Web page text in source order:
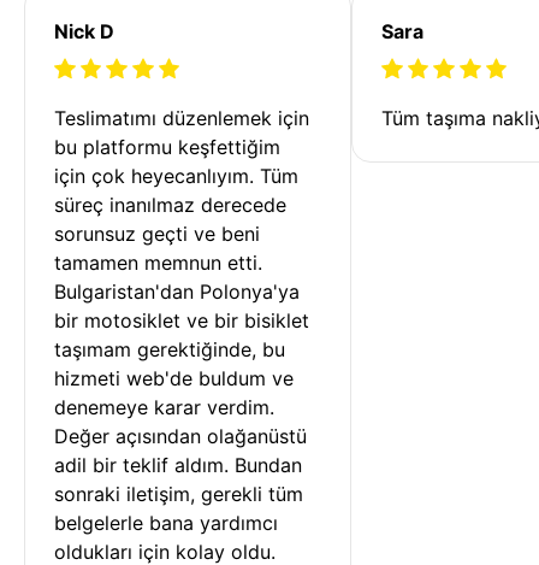
Nick D
Teslimatımı düzenlemek için
bu platformu keşfettiğim
için çok heyecanlıyım. Tüm
süreç inanılmaz derecede
sorunsuz geçti ve beni
tamamen memnun etti.
Bulgaristan'dan Polonya'ya
bir motosiklet ve bir bisiklet
taşımam gerektiğinde, bu
hizmeti web'de buldum ve
denemeye karar verdim.
Değer açısından olağanüstü
adil bir teklif aldım. Bundan
sonraki iletişim, gerekli tüm
belgelerle bana yardımcı
oldukları için kolay oldu.
Sara
Tüm taşıma